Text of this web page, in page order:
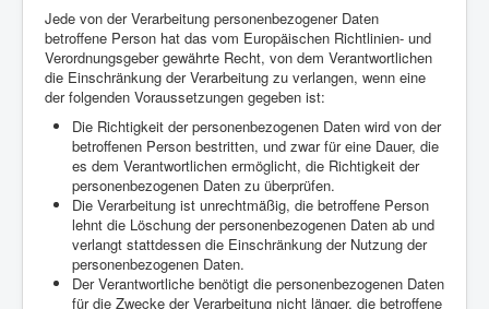
Jede von der Verarbeitung personenbezogener Daten
betroffene Person hat das vom Europäischen Richtlinien- und
Verordnungsgeber gewährte Recht, von dem Verantwortlichen
die Einschränkung der Verarbeitung zu verlangen, wenn eine
der folgenden Voraussetzungen gegeben ist:
Die Richtigkeit der personenbezogenen Daten wird von der
betroffenen Person bestritten, und zwar für eine Dauer, die
es dem Verantwortlichen ermöglicht, die Richtigkeit der
personenbezogenen Daten zu überprüfen.
Die Verarbeitung ist unrechtmäßig, die betroffene Person
lehnt die Löschung der personenbezogenen Daten ab und
verlangt stattdessen die Einschränkung der Nutzung der
personenbezogenen Daten.
Der Verantwortliche benötigt die personenbezogenen Daten
für die Zwecke der Verarbeitung nicht länger, die betroffene